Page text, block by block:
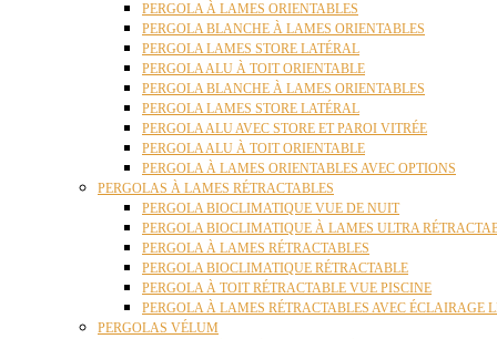
PERGOLA À LAMES ORIENTABLES
PERGOLA BLANCHE À LAMES ORIENTABLES
PERGOLA LAMES STORE LATÉRAL
PERGOLA ALU À TOIT ORIENTABLE
PERGOLA BLANCHE À LAMES ORIENTABLES
PERGOLA LAMES STORE LATÉRAL
PERGOLA ALU AVEC STORE ET PAROI VITRÉE
PERGOLA ALU À TOIT ORIENTABLE
PERGOLA À LAMES ORIENTABLES AVEC OPTIONS
PERGOLAS À LAMES RÉTRACTABLES
PERGOLA BIOCLIMATIQUE VUE DE NUIT
PERGOLA BIOCLIMATIQUE À LAMES ULTRA
PERGOLA À LAMES RÉTRACTABLES
PERGOLA BIOCLIMATIQUE RÉTRACTABLE
PERGOLA À TOIT RÉTRACTABLE VUE PISCINE
PERGOLA À LAMES RÉTRACTABLES AVEC ÉCLAIRAGE
PERGOLAS VÉLUM